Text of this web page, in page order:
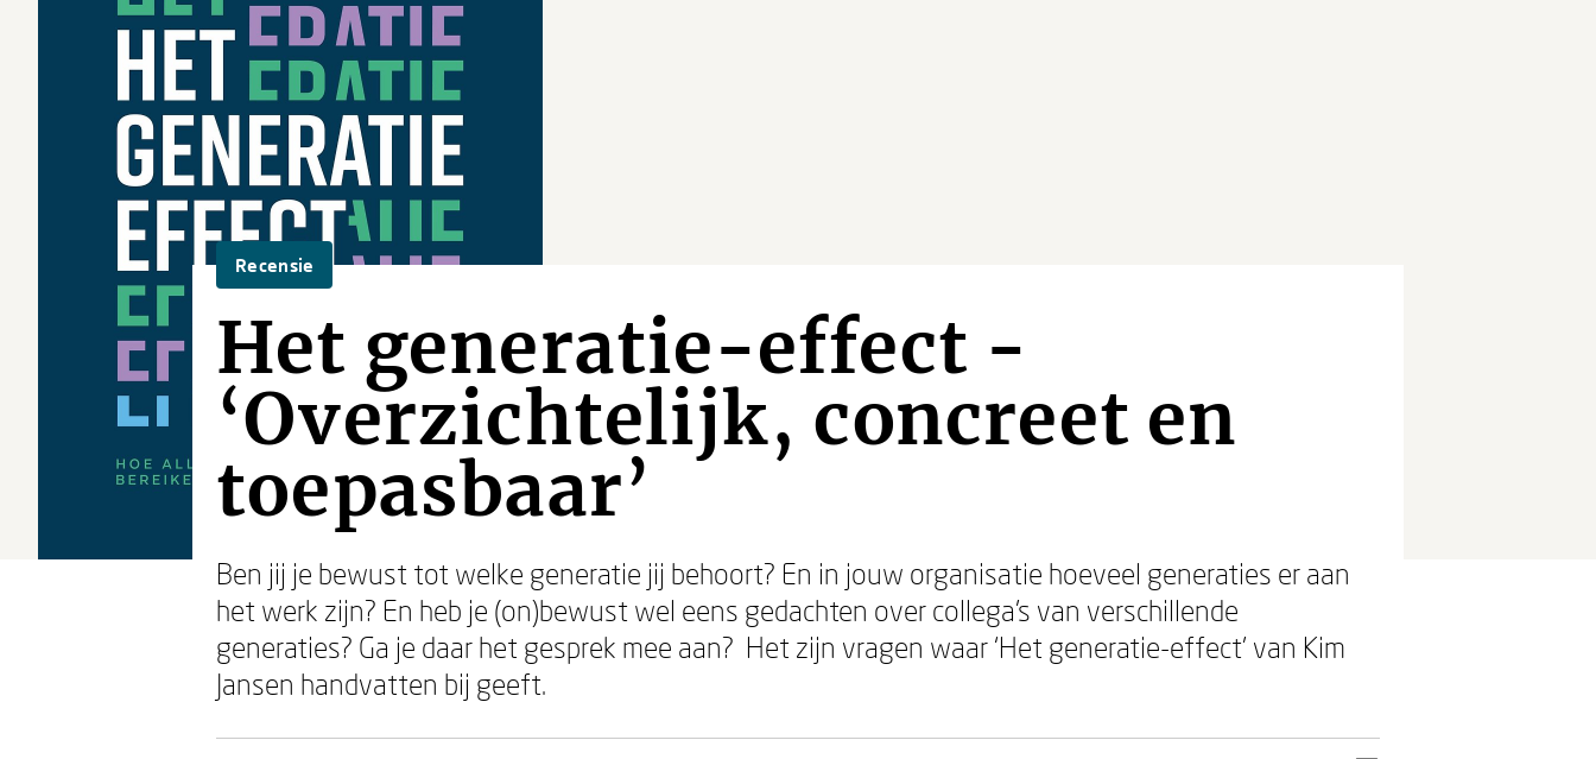
Recensie
Het generatie-effect -
‘Overzichtelijk, concreet en
toepasbaar’
Ben jij je bewust tot welke generatie jij behoort? En in jouw organisatie hoeveel generaties er aan
het werk zijn? En heb je (on)bewust wel eens gedachten over collega’s van verschillende
generaties? Ga je daar het gesprek mee aan? Het zijn vragen waar ‘Het generatie-effect’ van Kim
Jansen handvatten bij geeft.